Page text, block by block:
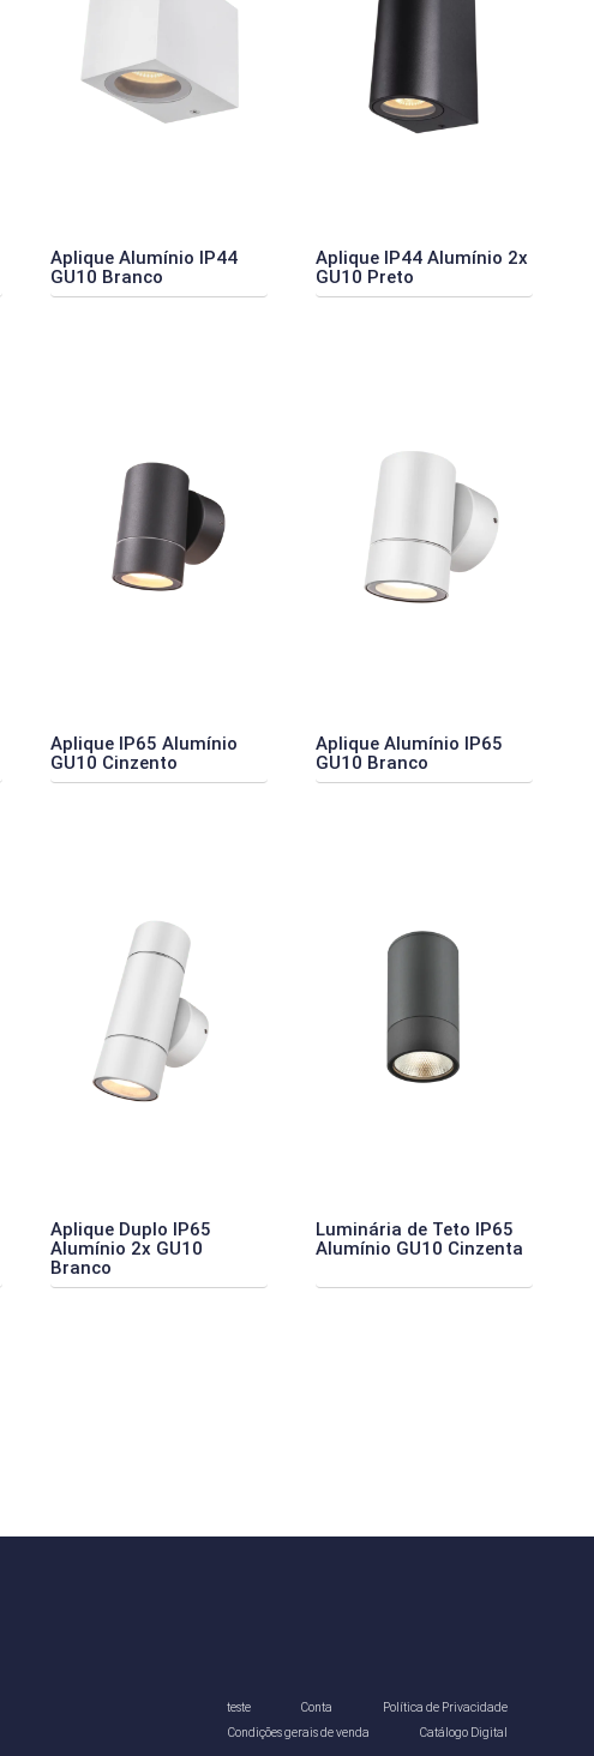
Aplique Alumínio IP44
GU10 Branco
Aplique IP44 Alumínio 2x
GU10 Preto
Aplique IP65 Alumínio
GU10 Cinzento
Aplique Alumínio IP65
GU10 Branco
Aplique Duplo IP65
Alumínio 2x GU10
Branco
Luminária de Teto IP65
Alumínio GU10 Cinzenta
teste Conta
Política de Privacidade
Condições gerais de venda
Catálogo Digital